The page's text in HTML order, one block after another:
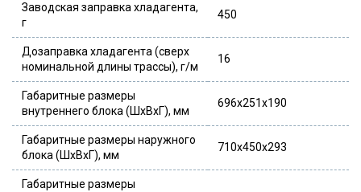
Заводская заправка хладагента,
г
450
Дозаправка хладагента (сверх
номинальной длины трассы), г/м
16
Габаритные размеры
внутреннего блока (ШхВхГ), мм
696x251x190
Габаритные размеры наружного
блока (ШхВхГ), мм
710x450x293
Габаритные размеры